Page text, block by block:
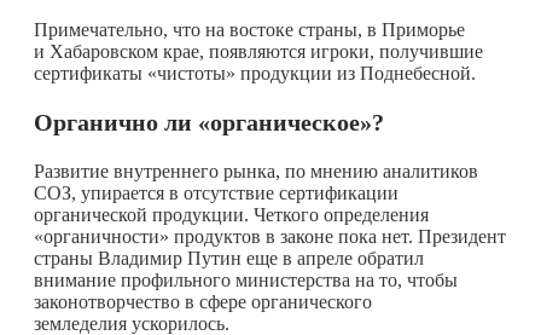
Примечательно, что на востоке страны, в Приморье
и Хабаровском крае, появляются игроки, получившие
сертификаты «чистоты» продукции из Поднебесной.
Органично ли «органическое»?
Развитие внутреннего рынка, по мнению аналитиков
СОЗ, упирается в отсутствие сертификации
органической продукции. Четкого определения
«органичности» продуктов в законе пока нет. Президент
страны Владимир Путин еще в апреле обратил
внимание профильного министерства на то, чтобы
законотворчество в сфере органического
земледелия ускорилось.